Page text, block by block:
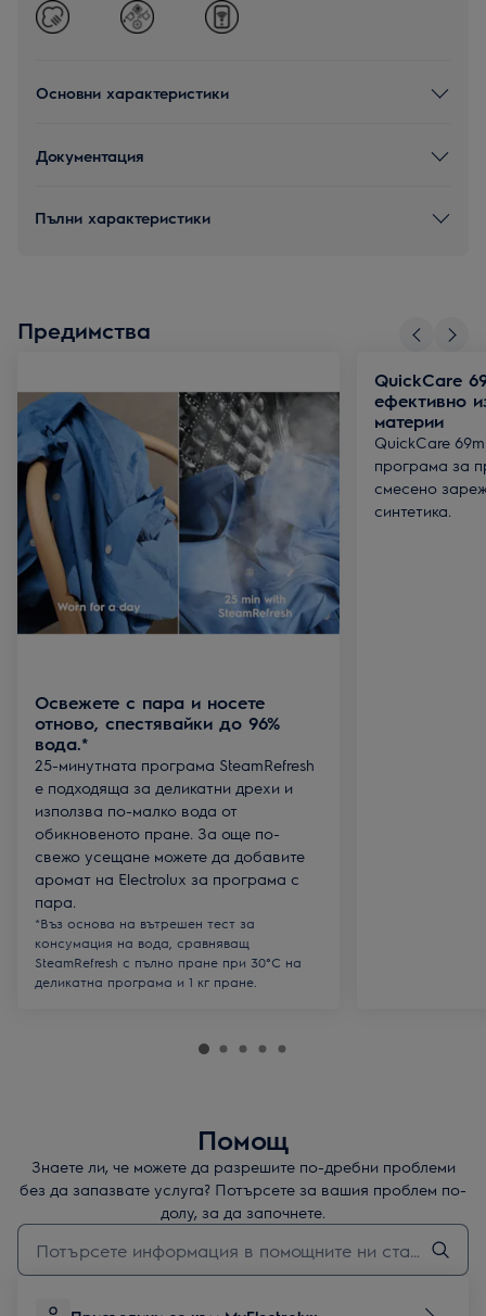
Основни характеристики
Документация
Пълни характеристики
Предимства
Освежете с пара и носете
отново, спестявайки до 96%
вода.*
25-минутната програма SteamRefresh
е подходяща за деликатни дрехи и
използва по-малко вода от
обикновеното пране. За още по-
свежо усещане можете да добавите
аромат на Electrolux за програма с
пара.
*Въз основа на вътрешен тест за
консумация на вода, сравняващ
SteamRefresh с пълно пране при 30°C на
деликатна програма и 1 кг пране.
QuickCare
ефективно
материи
QuickCare
програма за
смесено
синтетика.
Помощ
Знаете ли, че можете да разрешите по-дребни проблеми
без да запазвате услуга? Потърсете за вашия проблем по-
долу, за да започнете.
Въведете текст за да потърсите статии за поддръжка